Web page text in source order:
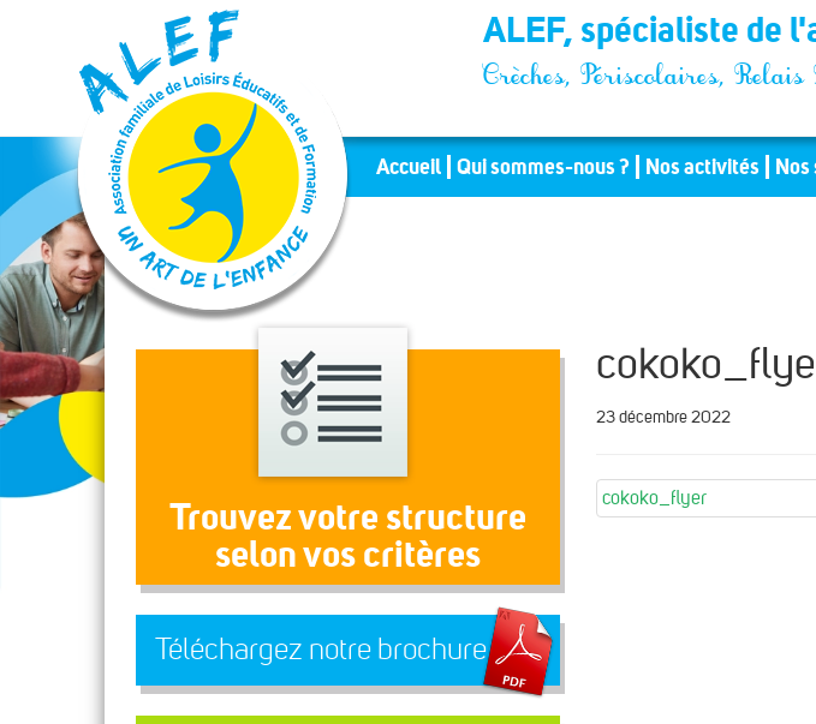
Panneau de gestion des cookies ALEF, spécialiste de
Crèches, Périscolaires, Relais
Accueil Qui sommes-nous ? Nos activités Nos
Trouvez votre structure
selon vos critères
Téléchargez notre brochure
23 décembre 2022
cokoko_flyer